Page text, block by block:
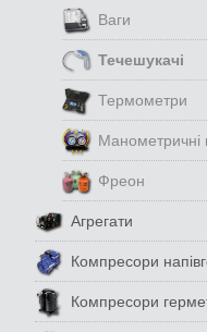
Ваги
Течешукачі
Термометри
Манометричні
Фреон
Агрегати
Компресори
Компресори